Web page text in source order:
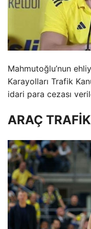
Mahmutoğlu’nun
Karayolları Trafik
idari para cezası
ARAÇ